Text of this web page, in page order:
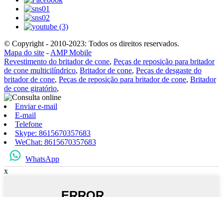
© Copyright - 2010-2023: Todos os direitos reservados.
Mapa do site - AMP Mobile
Revestimento do britador de cone, Peças de reposição para britador
de cone multicilíndrico, Britador de cone, Peças de desgaste do
britador de cone, Peças de reposição para britador de cone, Britador
de cone giratório,
Enviar e-mail
E-mail
Telefone
Skype: 8615670357683
WeChat: 8615670357683
WhatsApp
x